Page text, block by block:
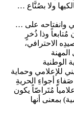
… وغالباً ما تُعرف بعضُ الوسائل بإعلامييها، لا بمالكيها ولا بصُنَّاع
… والثقافة اللغوية التعددية اللازمة لنجاح الإعلامي وانفتاحه على
وذا ذُخرٍ
الاحترافي،
الوطنية
للإعلامي وحماية
أجواءِ الحريةِ
مُتَراصّاً يكون
بمعنى أنها